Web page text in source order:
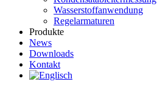
Wasserstoff­anwendung
Regel­arma­turen
Produkte
News
Downloads
Kontakt